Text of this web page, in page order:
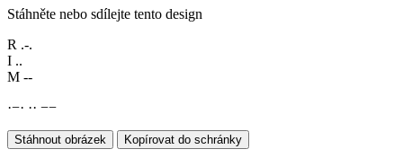
Stáhněte nebo sdílejte tento design
R .-.
I ..
M --
·−· ·· −−
Stáhnout obrázek Kopírovat do schránky